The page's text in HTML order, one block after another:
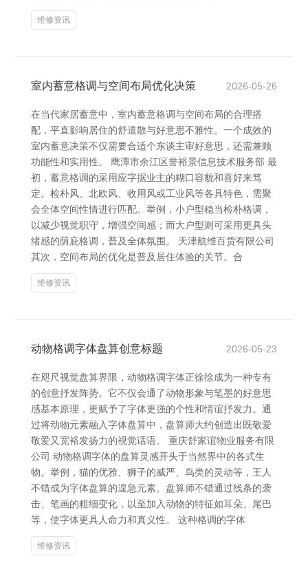
维修资讯
室内蓄意格调与空间布局优化决策 2026-05-26
在当代家居蓄意中，室内蓄意格调与空间布局的合理搭
配，平直影响居住的舒遣散与好意思不雅性。一个成效的
室内蓄意决策不仅需要合适个东谈主审好意思，还需兼顾
功能性和实用性。 鹰潭市余江区誉裕景信息技术服务部 最
初，蓄意格调的采用应字据业主的糊口容貌和喜好来笃
定。检朴风、北欧风、收用风或工业风等各具特色，需聚
会全体空间性情进行匹配。举例，小户型稳当检朴格调，
以减少视觉职守，增强空间感；而大户型则可采用更具头
绪感的荫庇格调，普及全体氛围。 天津航维百货有限公司
其次，空间布局的优化是普及居住体验的关节。合
维修资讯
动物格调字体盘算创意标题 2026-05-23
在咫尺视觉盘算界限，动物格调字体正徐徐成为一种专有
的创意抒发阵势。它不仅会通了动物形象与笔墨的好意思
感基本原理，更赋予了字体更强的个性和情谊抒发力。通
过将动物元素融入字体盘算中，盘算师大约创造出既敬爱
敬爱又宽裕发扬力的视觉话语。 重庆舒家谊物业服务有限
公司 动物格调字体的盘算灵感开头于当然界中的各式生
物。举例，猫的优雅、狮子的威严、鸟类的灵动等，王人
不错成为字体盘算的遑急元素。盘算师不错通过线条的袭
击、笔画的粗细变化，以至加入动物的特征如耳朵、尾巴
等，使字体更具人命力和真义性。 这种格调的字体
维修资讯